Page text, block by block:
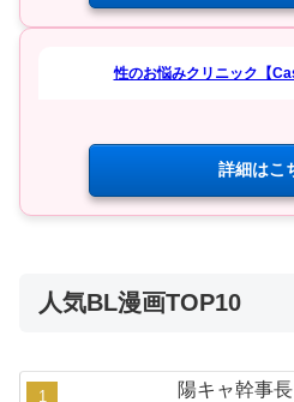
性のお悩みクリニック【
詳細はこ
人気BL漫画TOP10
陽キャ幹事